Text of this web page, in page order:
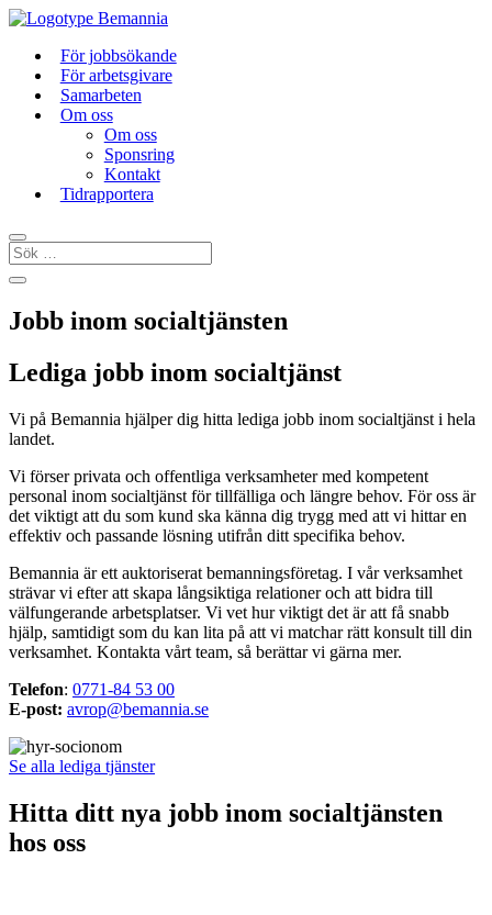
För jobbsökande
För arbetsgivare
Samarbeten
Om oss
Om oss
Sponsring
Kontakt
Tidrapportera
Jobb inom socialtjänsten
Lediga jobb inom socialtjänst
Vi på Bemannia hjälper dig hitta lediga jobb inom socialtjänst i hela
landet.
Vi förser privata och offentliga verksamheter med kompetent
personal inom socialtjänst för tillfälliga och längre behov. För oss är
det viktigt att du som kund ska känna dig trygg med att vi hittar en
effektiv och passande lösning utifrån ditt specifika behov.
Bemannia är ett auktoriserat bemanningsföretag. I vår verksamhet
strävar vi efter att skapa långsiktiga relationer och att bidra till
välfungerande arbetsplatser. Vi vet hur viktigt det är att få snabb
hjälp, samtidigt som du kan lita på att vi matchar rätt konsult till din
verksamhet. Kontakta vårt team, så berättar vi gärna mer.
Telefon: 0771-84 53 00
E-post: avrop@bemannia.se
Se alla lediga tjänster
Hitta ditt nya jobb inom socialtjänsten
hos oss